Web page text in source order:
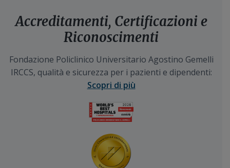
Accreditamenti, Certificazioni e
Riconoscimenti
Fondazione Policlinico Universitario Agostino Gemelli
IRCCS, qualità e sicurezza per i pazienti e dipendenti:
Scopri di più